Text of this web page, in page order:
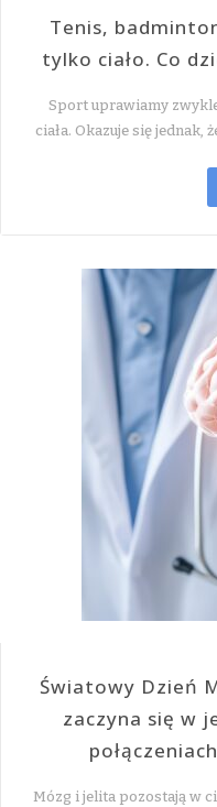
Tenis,
tylko ciało. Co
Sport uprawiamy
ciała. Okazuje się
Światowy Dzień
zaczyna się w
Mózg i jelita pozostają w